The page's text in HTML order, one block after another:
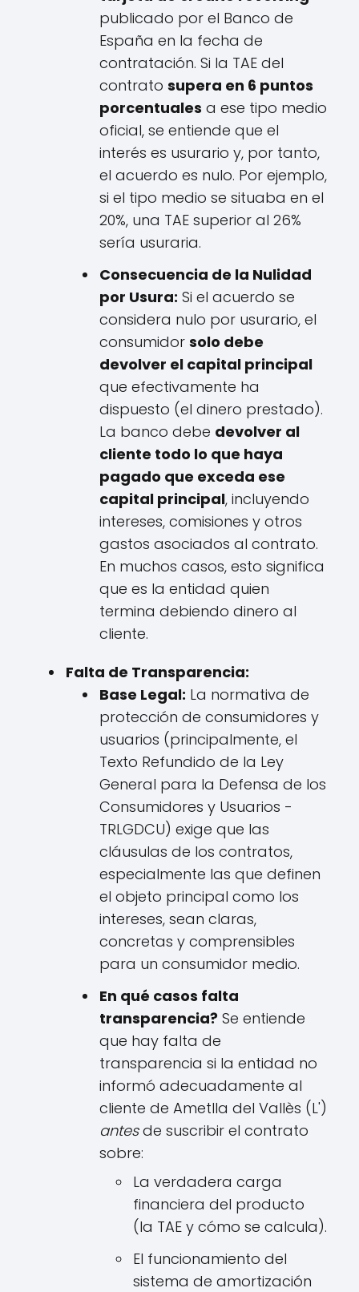
publicado por el Banco de
España en la fecha de
contratación. Si la TAE del
contrato supera en 6 puntos
porcentuales a ese tipo medio
oficial, se entiende que el
interés es usurario y, por tanto,
el acuerdo es nulo. Por ejemplo,
si el tipo medio se situaba en el
20%, una TAE superior al 26%
sería usuraria.
Consecuencia de la Nulidad
por Usura: Si el acuerdo se
considera nulo por usurario, el
consumidor solo debe
devolver el capital principal
que efectivamente ha
dispuesto (el dinero prestado).
La banco debe devolver al
cliente todo lo que haya
pagado que exceda ese
capital principal, incluyendo
intereses, comisiones y otros
gastos asociados al contrato.
En muchos casos, esto significa
que es la entidad quien
termina debiendo dinero al
cliente.
Falta de Transparencia:
Base Legal: La normativa de
protección de consumidores y
usuarios (principalmente, el
Texto Refundido de la Ley
General para la Defensa de los
Consumidores y Usuarios -
TRLGDCU) exige que las
cláusulas de los contratos,
especialmente las que definen
el objeto principal como los
intereses, sean claras,
concretas y comprensibles
para un consumidor medio.
En qué casos falta
transparencia? Se entiende
que hay falta de
transparencia si la entidad no
informó adecuadamente al
cliente de Ametlla del Vallès (L')
antesde suscribir el contrato
sobre:
La verdadera carga
financiera del producto
(la TAE y cómo se calcula).
El funcionamiento del
sistema de amortización